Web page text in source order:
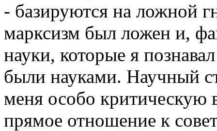
- базируются на ложной
марксизм был ложен и,
науки, которые я
были науками. Научный
меня особо критическую
прямое отношение к